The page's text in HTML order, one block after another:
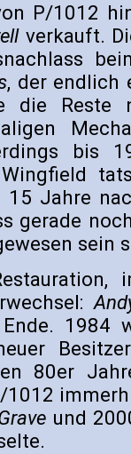
P/1012
verkauft.
, der endlich
die
bis
15 Jahre
gerade
sein
Ende. 1984
80er
und